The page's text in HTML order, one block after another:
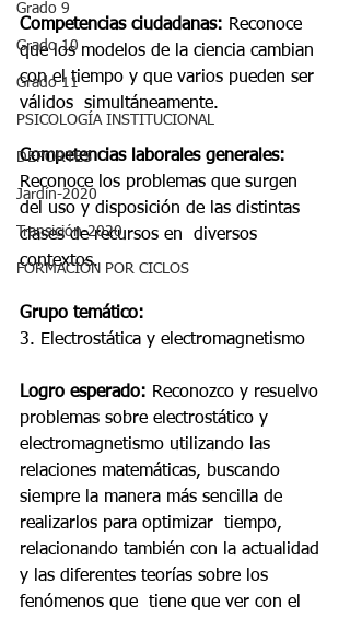
Grado 9
Grado 10
Grado 11
PSICOLOGÍA INSTITUCIONAL
DEPORTES
Jardín-2020
Transición-2020
FORMACIÓN POR CICLOS
Competencias ciudadanas: Reconoce
que los modelos de la ciencia cambian
con el tiempo y que varios pueden ser
válidos  simultáneamente.
Competencias laborales generales:
Reconoce los problemas que surgen
del uso y disposición de las distintas
clases de recursos en  diversos
contextos.
Grupo temático:
3. Electrostática y electromagnetismo
Logro esperado: Reconozco y resuelvo
problemas sobre electrostático y
electromagnetismo utilizando las
relaciones matemáticas, buscando
siempre la manera más sencilla de
realizarlos para optimizar  tiempo,
relacionando también con la actualidad
y las diferentes teorías sobre los
fenómenos que  tiene que ver con el